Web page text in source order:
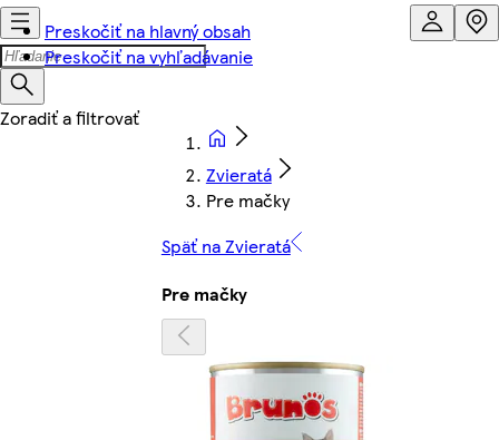
Preskočiť na hlavný obsah
Preskočiť na vyhľadávanie
Zvieratá
Pre mačky
Späť na Zvieratá
Pre mačky